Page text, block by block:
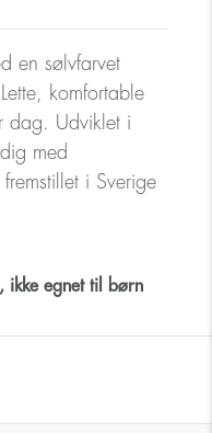
en sølvfarvet
komfortable
dag. Udviklet i
med
i Sverige
ikke egnet til børn